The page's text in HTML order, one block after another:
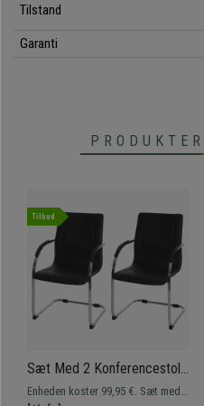
• Stabelbar model
Tilstand
Garanti
PRODUKTER
Tilbud
Sæt Med 2 Konferencestole
ZEUS, Metalstruktur,
Enheden koster 99,95 €. Sæt med 2